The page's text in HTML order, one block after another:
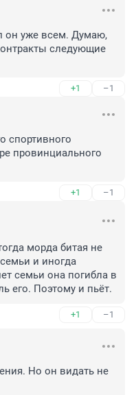
он уже всем. Думаю,
следующие
+1 –1
спортивного
провинциального
+1 –1
морда битая не
и иногда
семьи она погибла в
его. Поэтому и пьёт.
+1 –1
Но он видать не